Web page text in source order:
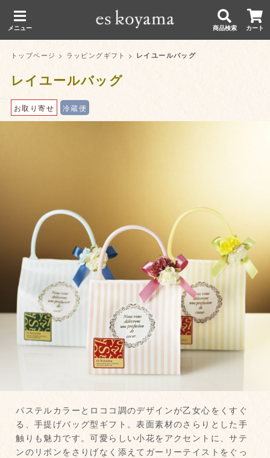
メニュー 商品検索 カート
トップページ > ラッピングギフト > レイユールバッグ
レイユールバッグ
お取り寄せ 冷蔵便
パステルカラーとロココ調のデザインが乙女心をくすぐ
る、手提げバッグ型ギフト。表面素材のさらりとした手
触りも魅力です。可愛らしい小花をアクセントに、サテ
ンのリボンをさりげなく添えてガーリーテイストをぐっ